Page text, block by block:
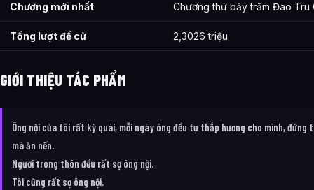
Chương mới nhất Chương thứ bảy trăm Đao Tru
Tổng lượt đề cử 2,3026 triệu
GIỚI THIỆU TÁC PHẨM
Ông nội của tôi rất kỳ quái, mỗi ngày ông đều tự thắp hương cho mình, đứng
mà ăn nến.
Người trong thôn đều rất sợ ông nội.
Tôi cũng rất sợ ông nội.